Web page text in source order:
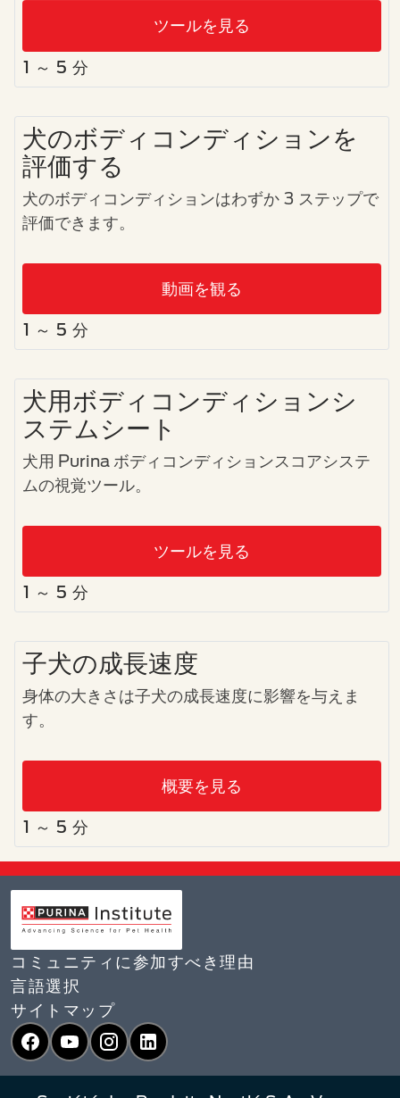
ツールを見る
1 ～ 5 分
犬のボディコンディションを
評価する
犬のボディコンディションはわずか 3 ステップで
評価できます。
動画を観る
1 ～ 5 分
犬用ボディコンディションシ
ステムシート
犬用 Purina ボディコンディションスコアシステ
ムの視覚ツール。
ツールを見る
1 ～ 5 分
子犬​の成長速度
身体の大きさは子犬の成長速度に影響を与えま
す。
概要を見る
1 ～ 5 分
コミュニティに参加すべき理由
言語選択​
サイトマップ
Facebook
YouTubeInstagram
LinkedIn